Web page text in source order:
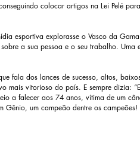
colocar artigos na Lei Pelé
esportiva explorasse o Vasco da
a sua pessoa e o seu trabalho. Uma
dos lances de sucesso, altos,
mais vitorioso do país. E sempre dizia:
a falecer aos 74 anos, vítima de um
um campeão dentre os